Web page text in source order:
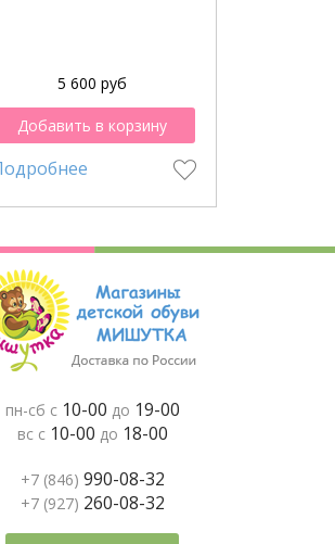
5 600 руб
Добавить в корзину
пн-сб с 10-00 до 19-00
вс с 10-00 до 18-00
+7 (846) 990-08-32
+7 (927) 260-08-32